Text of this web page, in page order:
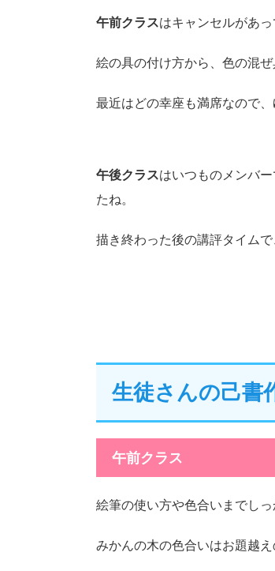
午前クラスはキャンセルがあ
絵の具の付け方から、色の混
最近はどの幸座も満席なので
午後クラスはいつものメンバ
たね。
描き終わった後の講評タイム
生徒さんの己書
午前クラス
絵筆の使い方や色合いまでし
みかんの木の色合いはお題越え